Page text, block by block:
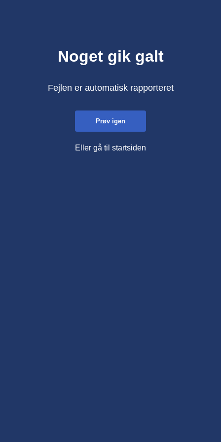
Noget gik galt
Fejlen er automatisk rapporteret
Prøv igen
Eller gå til startsiden